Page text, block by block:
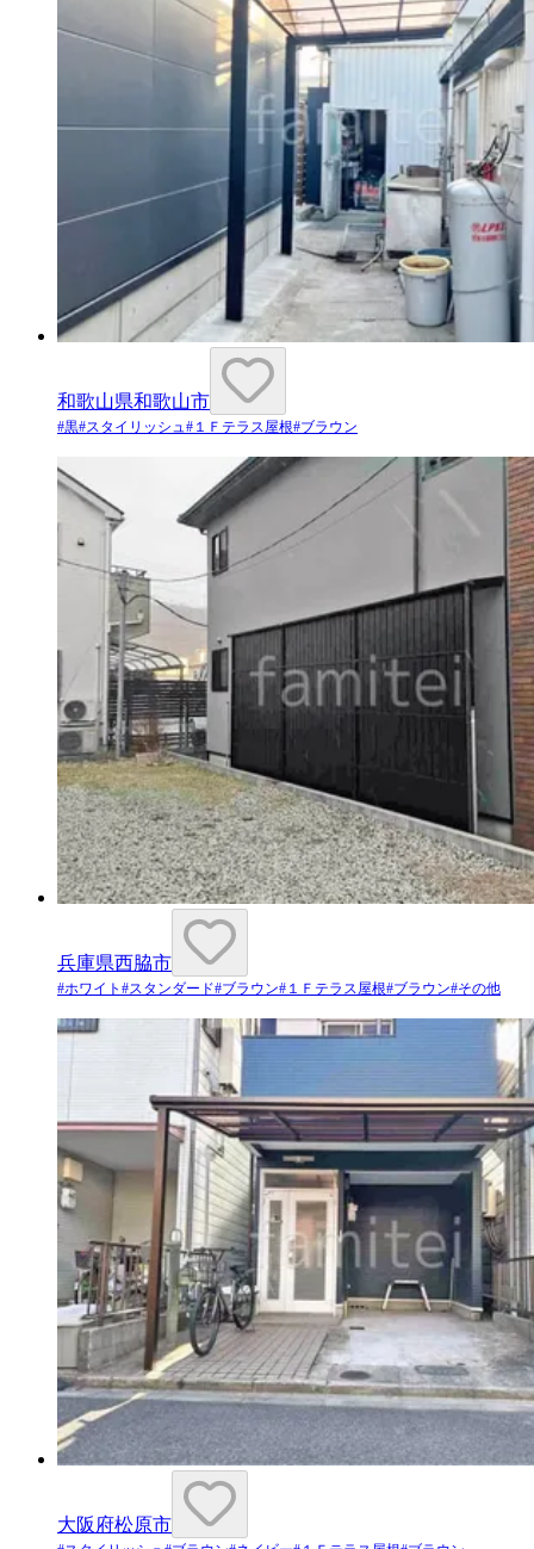
和歌山県和歌山市
#黒#スタイリッシュ# １Ｆテラス屋根#ブラウン
兵庫県西脇市
#ホワイト #スタンダード#ブラウン# １Ｆテラス屋根#ブラウン#その他
大阪府松原市